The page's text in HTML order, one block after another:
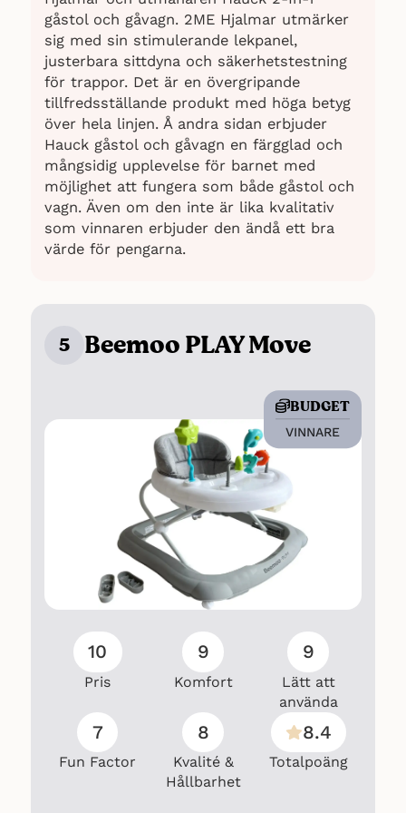
gåstol och gåvagn. 2ME Hjalmar utmärker
sig med sin stimulerande lekpanel,
justerbara sittdyna och säkerhetstestning
för trappor. Det är en övergripande
tillfredsställande produkt med höga betyg
över hela linjen. Å andra sidan erbjuder
Hauck gåstol och gåvagn en färgglad och
mångsidig upplevelse för barnet med
möjlighet att fungera som både gåstol och
vagn. Även om den inte är lika kvalitativ
som vinnaren erbjuder den ändå ett bra
värde för pengarna.
5 Beemoo PLAY Move
BUDGET
VINNARE
10
Pris
9
Komfort
9
Lätt att
använda
7
Fun Factor
8
Kvalité &
Hållbarhet
8.4
Totalpoäng